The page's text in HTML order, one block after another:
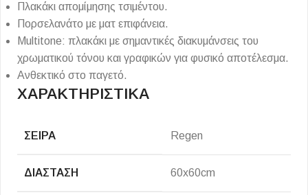
Πλακάκι απομίμησης τσιμέντου.
Πορσελανάτο με ματ επιφάνεια.
Multitone: πλακάκι με σημαντικές διακυμάνσεις του
χρωματικού τόνου και γραφικών για φυσικό αποτέλεσμα.
Ανθεκτικό στο παγετό.
ΧΑΡΑΚΤΗΡΙΣΤΙΚΑ
ΣΕΙΡΆ Regen
ΔΙΆΣΤΑΣΗ 60x60cm